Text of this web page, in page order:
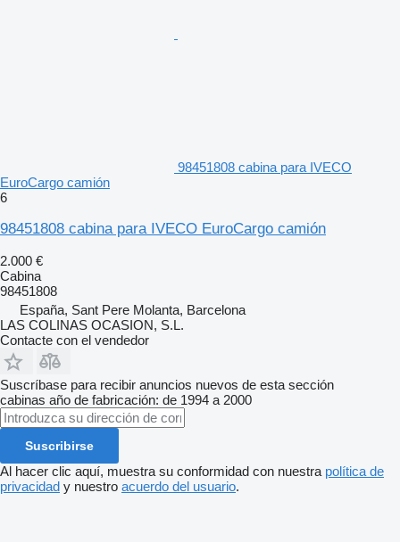
98451808 cabina para IVECO
EuroCargo camión
6
98451808 cabina para IVECO EuroCargo camión
2.000 €
Cabina
98451808
España, Sant Pere Molanta, Barcelona
LAS COLINAS OCASION, S.L.
Contacte con el vendedor
Suscríbase para recibir anuncios nuevos de esta sección
cabinas año de fabricación: de 1994 a 2000
Suscribirse
Al hacer clic aquí, muestra su conformidad con nuestra política de
privacidad y nuestro acuerdo del usuario.